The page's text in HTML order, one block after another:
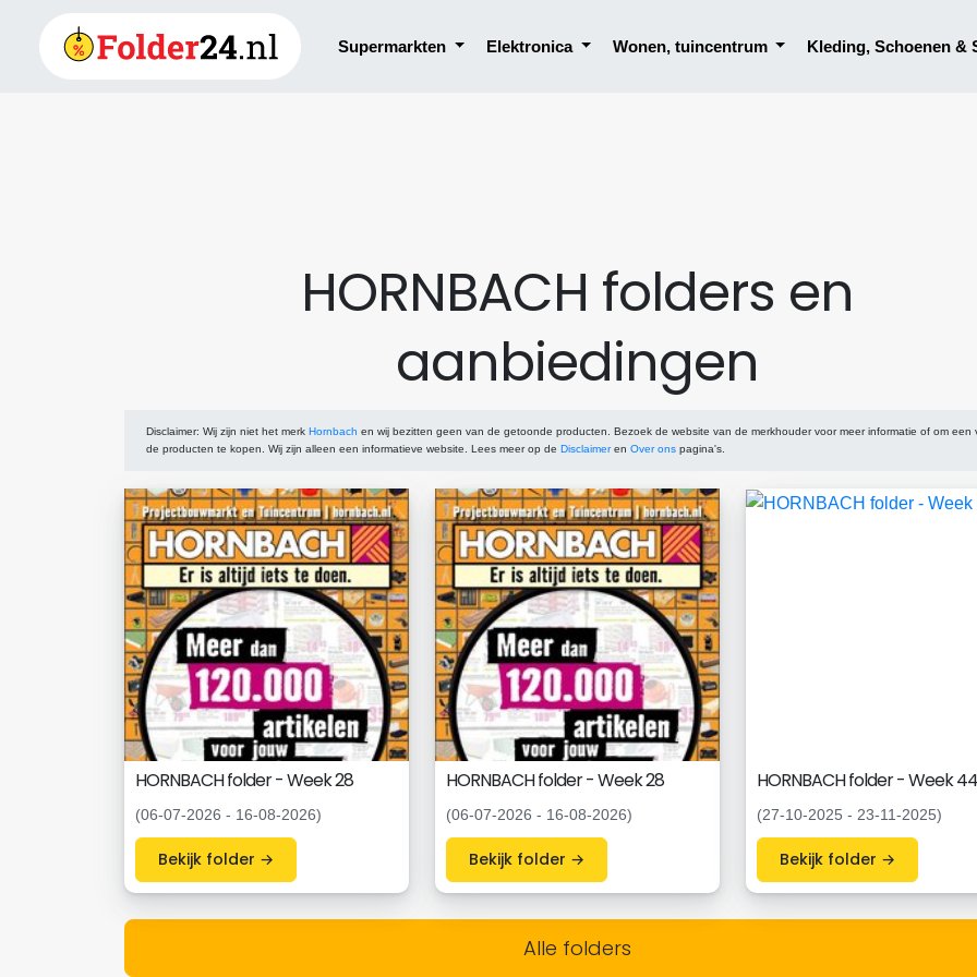
Supermarkten Elektronica Wonen, tuincentrum Kleding, Schoenen &
HORNBACH folders en
aanbiedingen
Disclaimer: Wij zijn niet het merk Hornbach en wij bezitten geen van de getoonde producten. Bezoek de website van de merkhouder voor meer informatie of om een
de producten te kopen. Wij zijn alleen een informatieve website. Lees meer op de Disclaimeren Over ons pagina's.
HORNBACH folder - Week 28
(06-07-2026 - 16-08-2026)
Bekijk folder →
HORNBACH folder - Week 28
(06-07-2026 - 16-08-2026)
Bekijk folder →
HORNBACH folder - Week 44
(27-10-2025 - 23-11-2025)
Bekijk folder →
Alle folders